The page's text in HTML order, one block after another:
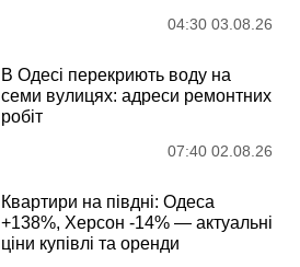
04:30 03.08.26
В Одесі перекриють воду на
семи вулицях: адреси ремонтних
робіт
07:40 02.08.26
Квартири на півдні: Одеса
+138%, Херсон -14% — актуальні
ціни купівлі та оренди